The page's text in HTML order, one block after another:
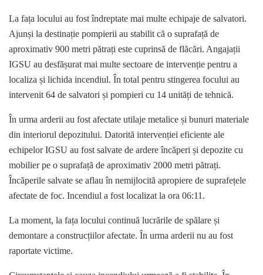
La fața locului au fost îndreptate mai multe echipaje de salvatori.
Ajunși la destinație pompierii au stabilit că o suprafață de
aproximativ 900 metri pătrați este cuprinsă de flăcări. Angajații
IGSU au desfășurat mai multe sectoare de intervenție pentru a
localiza și lichida incendiul. În total pentru stingerea focului au
intervenit 64 de salvatori și pompieri cu 14 unități de tehnică.
În urma arderii au fost afectate utilaje metalice și bunuri materiale
din interiorul depozitului. Datorită intervenției eficiente ale
echipelor IGSU au fost salvate de ardere încăperi și depozite cu
mobilier pe o suprafață de aproximativ 2000 metri pătrați.
Încăperile salvate se aflau în nemijlocită apropiere de suprafețele
afectate de foc. Incendiul a fost localizat la ora 06:11.
La moment, la fața locului continuă lucrările de spălare și
demontare a construcțiilor afectate. În urma arderii nu au fost
raportate victime.